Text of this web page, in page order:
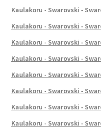
Kaulakoru - Swarovski -
Kaulakoru - Swarovski -
Kaulakoru - Swarovski -
Kaulakoru - Swarovski -
Kaulakoru - Swarovski -
Kaulakoru - Swarovski -
Kaulakoru - Swarovski -
Kaulakoru - Swarovski -